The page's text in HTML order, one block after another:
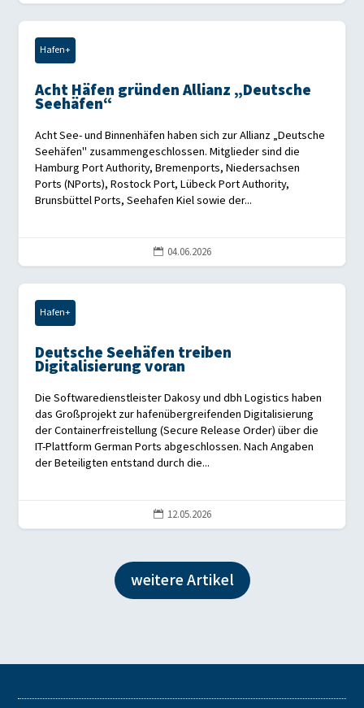
Hafen+
Acht Häfen gründen Allianz „Deutsche
Seehäfen“
Acht See- und Binnenhäfen haben sich zur Allianz „Deutsche
Seehäfen" zusammengeschlossen. Mitglieder sind die
Hamburg Port Authority, Bremenports, Niedersachsen
Ports (NPorts), Rostock Port, Lübeck Port Authority,
Brunsbüttel Ports, Seehafen Kiel sowie der...
 04.06.2026
Hafen+
Deutsche Seehäfen treiben
Digitalisierung voran
Die Softwaredienstleister Dakosy und dbh Logistics haben
das Großprojekt zur hafenübergreifenden Digitalisierung
der Containerfreistellung (Secure Release Order) über die
IT-Plattform German Ports abgeschlossen. Nach Angaben
der Beteiligten entstand durch die...
 12.05.2026
weitere Artikel